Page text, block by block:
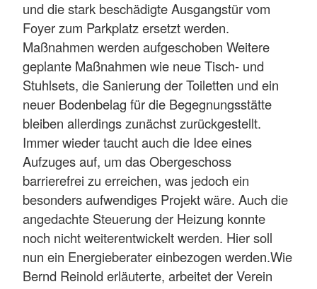
und die stark beschädigte Ausgangstür vom
Foyer zum Parkplatz ersetzt werden.
Maßnahmen werden aufgeschoben Weitere
geplante Maßnahmen wie neue Tisch- und
Stuhlsets, die Sanierung der Toiletten und ein
neuer Bodenbelag für die Begegnungsstätte
bleiben allerdings zunächst zurückgestellt.
Immer wieder taucht auch die Idee eines
Aufzuges auf, um das Obergeschoss
barrierefrei zu erreichen, was jedoch ein
besonders aufwendiges Projekt wäre. Auch die
angedachte Steuerung der Heizung konnte
noch nicht weiterentwickelt werden. Hier soll
nun ein Energieberater einbezogen werden.Wie
Bernd Reinold erläuterte, arbeitet der Verein